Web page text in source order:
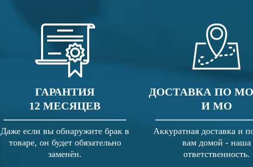
ГАРАНТИЯ
12 МЕСЯЦЕВ
Даже если вы обнаружите брак в
товаре, он будет обязательно
заменён.
ДОСТАВКА ПО
И МО
Аккуратная доставка и
вам домой - наша
ответственность.